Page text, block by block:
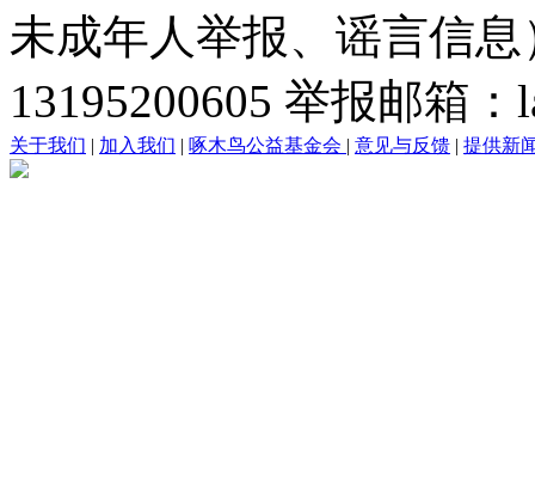
未成年人举报、谣言信
13195200605 举报邮箱
关于我们 | 加入我们 | 啄木鸟公益基金会 | 意见与反馈 | 提供新